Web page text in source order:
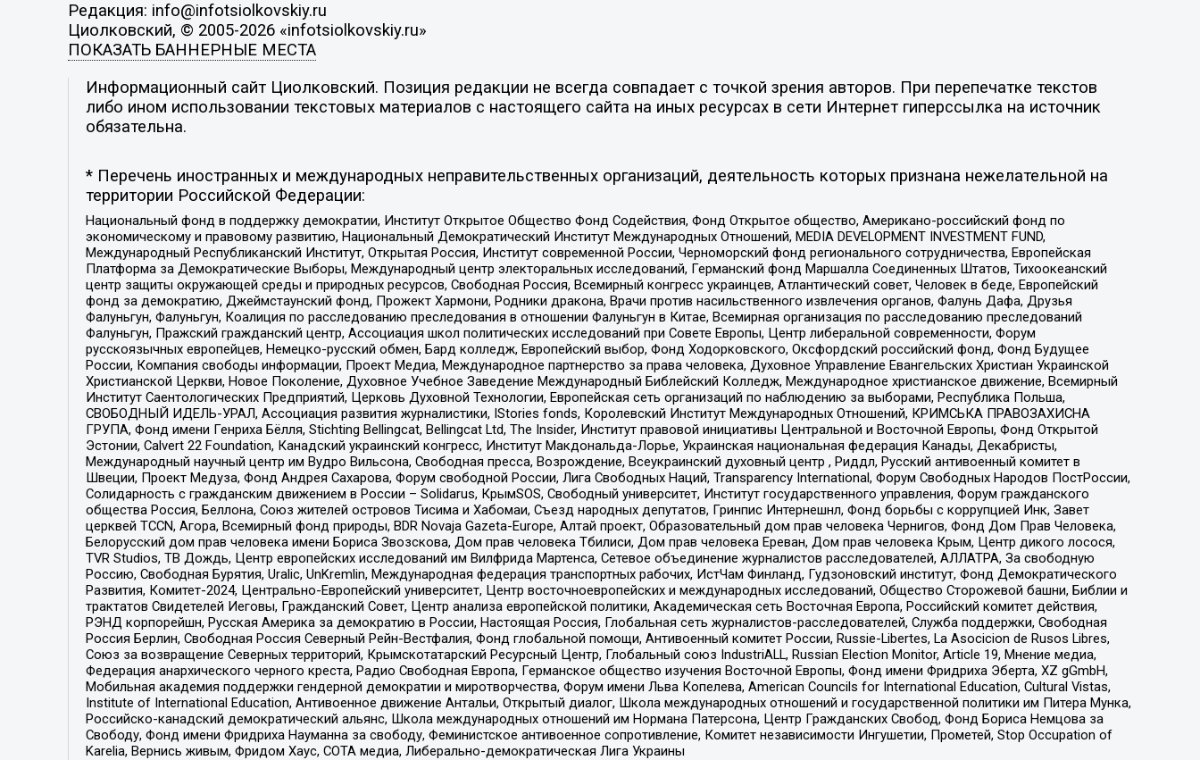
Редакция: info@infotsiolkovskiy.ru
Циолковский, © 2005-2026 «infotsiolkovskiy.ru»
ПОКАЗАТЬ БАННЕРНЫЕ МЕСТА
Информационный сайт Циолковский. Позиция редакции не всегда совпадает с точкой зрения авторов. При перепечатке текстов
либо ином использовании текстовых материалов с настоящего сайта на иных ресурсах в сети Интернет гиперссылка на источник
обязательна.
* Перечень иностранных и международных неправительственных организаций, деятельность которых признана нежелательной на
территории Российской Федерации:
Национальный фонд в поддержку демократии, Институт Открытое Общество Фонд Содействия, Фонд Открытое общество, Американо-российский фонд по
экономическому и правовому развитию, Национальный Демократический Институт Международных Отношений, MEDIA DEVELOPMENT INVESTMENT FUND,
Международный Республиканский Институт, Открытая Россия, Институт современной России, Черноморский фонд регионального сотрудничества, Европейская
Платформа за Демократические Выборы, Международный центр электоральных исследований, Германский фонд Маршалла Соединенных Штатов, Тихоокеанский
центр защиты окружающей среды и природных ресурсов, Свободная Россия, Всемирный конгресс украинцев, Атлантический совет, Человек в беде, Европейский
фонд за демократию, Джеймстаунский фонд, Прожект Хармони, Родники дракона, Врачи против насильственного извлечения органов, Фалунь Дафа, Друзья
Фалуньгун, Фалуньгун, Коалиция по расследованию преследования в отношении Фалуньгун в Китае, Всемирная организация по расследованию преследований
Фалуньгун, Пражский гражданский центр, Ассоциация школ политических исследований при Совете Европы, Центр либеральной современности, Форум
русскоязычных европейцев, Немецко-русский обмен, Бард колледж, Европейский выбор, Фонд Ходорковского, Оксфордский российский фонд, Фонд Будущее
России, Компания свободы информации, Проект Медиа, Международное партнерство за права человека, Духовное Управление Евангельских Христиан Украинской
Христианской Церкви, Новое Поколение, Духовное Учебное Заведение Международный Библейский Колледж, Международное христианское движение, Всемирный
Институт Саентологических Предприятий, Церковь Духовной Технологии, Европейская сеть организаций по наблюдению за выборами, Республика Польша,
СВОБОДНЫЙ ИДЕЛЬ-УРАЛ, Ассоциация развития журналистики, IStories fonds, Королевский Институт Международных Отношений, КРИМСЬКА ПРАВОЗАХИСНА
ГРУПА, Фонд имени Генриха Бёлля, Stichting Bellingcat, Bellingcat Ltd, The Insider, Институт правовой инициативы Центральной и Восточной Европы, Фонд Открытой
Эстонии, Calvert 22 Foundation, Канадский украинский конгресс, Институт Макдональда-Лорье, Украинская национальная федерация Канады, Декабристы,
Международный научный центр им Вудро Вильсона, Свободная пресса, Возрождение, Всеукраинский духовный центр , Риддл, Русский антивоенный комитет в
Швеции, Проект Медуза, Фонд Андрея Сахарова, Форум свободной России, Лига Свободных Наций, Transparеncy International, Форум Свободных Народов ПостРоссии,
Солидарность с гражданским движением в России – Solidarus, КрымSOS, Свободный университет, Институт государственного управления, Форум гражданского
общества Россия, Беллона, Союз жителей островов Тисима и Хабомаи, Съезд народных депутатов, Гринпис Интернешнл, Фонд борьбы с коррупцией Инк, Завет
церквей TCCN, Агора, Всемирный фонд природы, BDR Novaja Gazeta-Europe, Алтай проект, Образовательный дом прав человека Чернигов, Фонд Дом Прав Человека,
Белорусский дом прав человека имени Бориса Звозскова, Дом прав человека Тбилиси, Дом прав человека Ереван, Дом прав человека Крым, Центр дикого лосося,
TVR Studios, ТВ Дождь, Центр европейских исследований им Вилфрида Мартенса, Сетевое объединение журналистов расследователей, АЛЛАТРА, За свободную
Россию, Свободная Бурятия, Uralic, UnKremlin, Международная федерация транспортных рабочих, ИстЧам Финланд, Гудзоновский институт, Фонд Демократического
Развития, Комитет-2024, Центрально-Европейский университет, Центр восточноевропейских и международных исследований, Общество Сторожевой башни, Библии и
трактатов Свидетелей Иеговы, Гражданский Совет, Центр анализа европейской политики, Академическая сеть Восточная Европа, Российский комитет действия,
РЭНД корпорейшн, Русская Америка за демократию в России, Настоящая Россия, Глобальная сеть журналистов-расследователей, Служба поддержки, Свободная
Россия Берлин, Свободная Россия Северный Рейн-Вестфалия, Фонд глобальной помощи, Антивоенный комитет России, Russie-Libertes, La Asocicion de Rusos Libres,
Союз за возвращение Северных территорий, Крымскотатарский Ресурсный Центр, Глобальный союз IndustriALL, Russian Election Monitor, Article 19, Мнение медиа,
Федерация анархического черного креста, Радио Свободная Европа, Германское общество изучения Восточной Европы, Фонд имени Фридриха Эберта, XZ gGmbH,
Мобильная академия поддержки гендерной демократии и миротворчества, Форум имени Льва Копелева, American Councils for International Education, Cultural Vistas,
Institute of International Education, Антивоенное движение Антальи, Открытый диалог, Школа международных отношений и государственной политики им Питера Мунка,
Российско-канадский демократический альянс, Школа международных отношений им Нормана Патерсона, Центр Гражданских Свобод, Фонд Бориса Немцова за
Свободу, Фонд имени Фридриха Науманна за свободу, Феминистское антивоенное сопротивление, Комитет независимости Ингушетии, Прометей, Stop Occupation of
Karelia, Вернись живым, Фридом Хаус, СОТА медиа, Либерально-демократическая Лига Украины